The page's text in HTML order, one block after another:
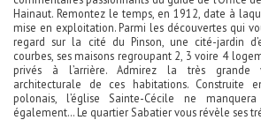
Hainaut. Remontez le temps, en 1912, date à
mise en exploitation. Parmi les découvertes qui
regard sur la cité du Pinson, une cité-jardin
courbes, ses maisons regroupant 2, 3 voire 4
privés à l’arrière. Admirez la très grande
architecturale de ces habitations. Construite
polonais, l’église Sainte-Cécile ne
également… Le quartier Sabatier vous révèle ses